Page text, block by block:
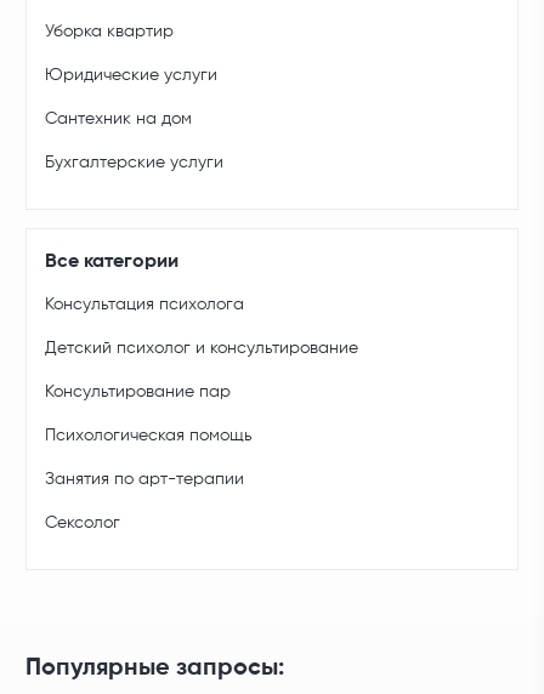
Уборка квартир
Юридические услуги
Сантехник на дом
Бухгалтерские услуги
Все категории
Консультация психолога
Детский психолог и консультирование
Консультирование пар
Психологическая помощь
Занятия по арт-терапии
Сексолог
Популярные запросы: